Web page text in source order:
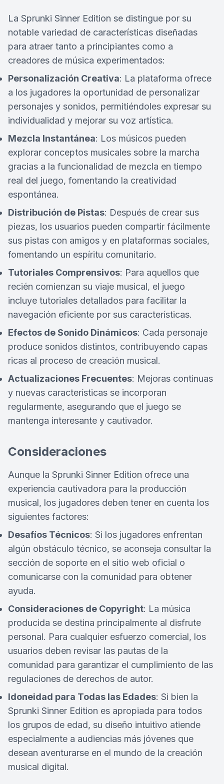
La Sprunki Sinner Edition se distingue por su
notable variedad de características diseñadas
para atraer tanto a principiantes como a
creadores de música experimentados:
Personalización Creativa: La plataforma ofrece
a los jugadores la oportunidad de personalizar
personajes y sonidos, permitiéndoles expresar su
individualidad y mejorar su voz artística.
Mezcla Instantánea: Los músicos pueden
explorar conceptos musicales sobre la marcha
gracias a la funcionalidad de mezcla en tiempo
real del juego, fomentando la creatividad
espontánea.
Distribución de Pistas: Después de crear sus
piezas, los usuarios pueden compartir fácilmente
sus pistas con amigos y en plataformas sociales,
fomentando un espíritu comunitario.
Tutoriales Comprensivos: Para aquellos que
recién comienzan su viaje musical, el juego
incluye tutoriales detallados para facilitar la
navegación eficiente por sus características.
Efectos de Sonido Dinámicos: Cada personaje
produce sonidos distintos, contribuyendo capas
ricas al proceso de creación musical.
Actualizaciones Frecuentes: Mejoras continuas
y nuevas características se incorporan
regularmente, asegurando que el juego se
mantenga interesante y cautivador.
Consideraciones
Aunque la Sprunki Sinner Edition ofrece una
experiencia cautivadora para la producción
musical, los jugadores deben tener en cuenta los
siguientes factores:
Desafíos Técnicos: Si los jugadores enfrentan
algún obstáculo técnico, se aconseja consultar la
sección de soporte en el sitio web oficial o
comunicarse con la comunidad para obtener
ayuda.
Consideraciones de Copyright: La música
producida se destina principalmente al disfrute
personal. Para cualquier esfuerzo comercial, los
usuarios deben revisar las pautas de la
comunidad para garantizar el cumplimiento de las
regulaciones de derechos de autor.
Idoneidad para Todas las Edades: Si bien la
Sprunki Sinner Edition es apropiada para todos
los grupos de edad, su diseño intuitivo atiende
especialmente a audiencias más jóvenes que
desean aventurarse en el mundo de la creación
musical digital.